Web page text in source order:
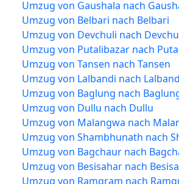
Umzug von Gaushala nach
Umzug von Belbari nach Belbari
Umzug von Devchuli nach
Umzug von Putalibazar nach
Umzug von Tansen nach Tansen
Umzug von Lalbandi nach
Umzug von Baglung nach
Umzug von Dullu nach Dullu
Umzug von Malangwa nach
Umzug von Shambhunath nach
Umzug von Bagchaur nach
Umzug von Besisahar nach
Umzug von Ramgram nach